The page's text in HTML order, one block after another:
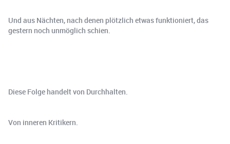
Und aus Nächten, nach denen plötzlich etwas funktioniert, das
gestern noch unmöglich schien.
Diese Folge handelt von Durchhalten.
Von inneren Kritikern.